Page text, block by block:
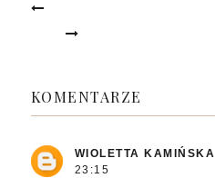
KOMENTARZE
WIOLETTA KAMIŃSKA
23:15